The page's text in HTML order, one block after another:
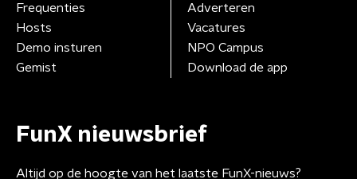
Frequenties
Hosts
Demo insturen
Gemist
Adverteren
Vacatures
NPO Campus
Download de app
FunX nieuwsbrief
Altijd op de hoogte van het laatste FunX-nieuws?